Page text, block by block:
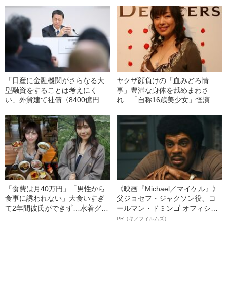
「日産に金融機関がさらなる大
型融資をすることは考えにく
い」外貨建て社債〈8400億円〉
誠社長が解決できなかった“大問
題”
ヤクザ顔負けの「血みどろ情
事」豊満な身体を舐めまわさ
れ…「自称16歳美少女」怪演
「食費は月40万円」「男性から
食事に誘われない」大食いすぎ
て2年間彼氏ができず…水着グラ
《映画『Michael／マイケル』》
父ジョセフ・ジャクソン役、コ
ールマン・ドミンゴ オフィシャ
ルインタビュー“観客を魅了した
PR（キノフィルムズ）